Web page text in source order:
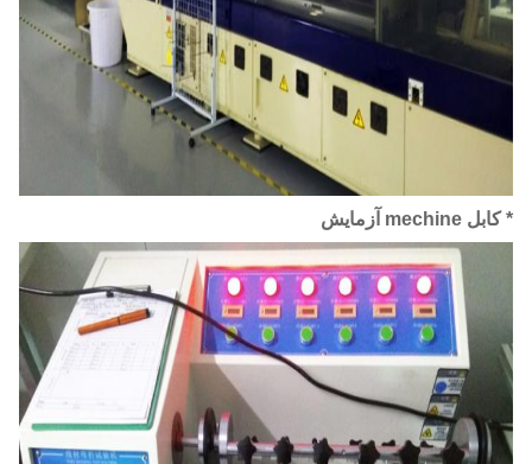
* کابل mechine آزمایش